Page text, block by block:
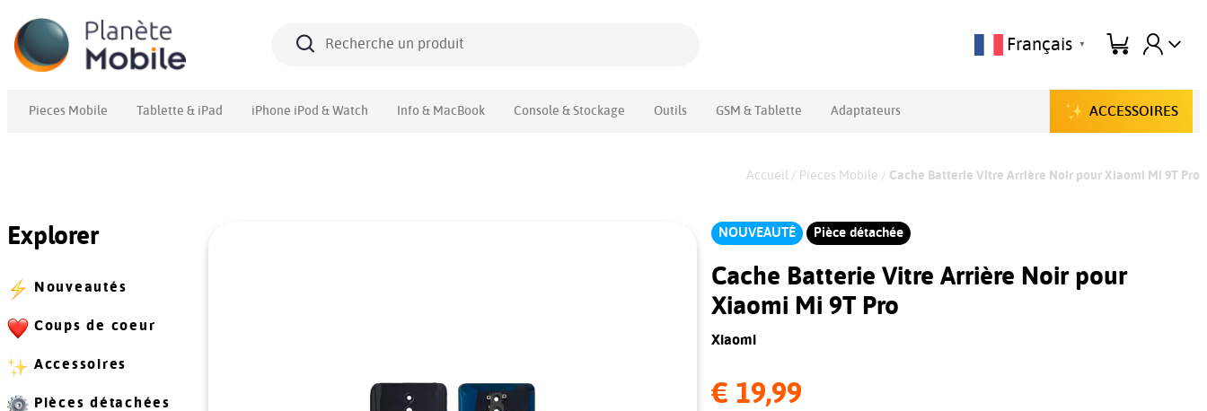
Pieces Mobile Tablette & iPad iPhone iPod & Watch Info & MacBook Console & Stockage Outils GSM & Tablette Adaptateurs ACCESSOIRES
Français ▼
Accueil / Pieces Mobile / Cache Batterie Vitre Arrière Noir pour Xiaomi Mi 9T Pro
Explorer
Nouveautés
Coups de coeur
Accessoires
Pièces détachées
NOUVEAUTÉ Pièce détachée
Cache Batterie Vitre Arrière Noir pour
Xiaomi Mi 9T Pro
Xiaomi
€ 19,99